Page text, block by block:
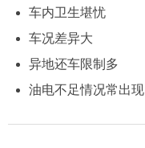
车内卫生堪忧
车况差异大
异地还车限制多
油电不足情况常出现